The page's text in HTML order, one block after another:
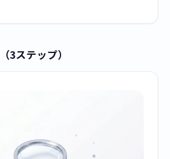
3ステップ）